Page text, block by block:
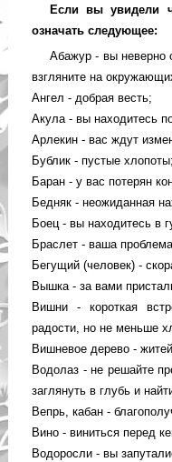
Если вы увидели
означать следующее:
Абажур - вы неверно
взгляните на
Ангел - добрая весть;
Акула - вы находитесь
Арлекин - вас ждут
Бублик - пустые хлопоты;
Баран - у вас потерян
Бедняк - неожиданная
Боец - вы находитесь в
Браслет - ваша
Бегущий (человек) -
Вышка - за вами
Вишни - короткая
радости, но не меньше
Вишневое дерево -
Водолаз - не решайте
заглянуть в глубь и
Вепрь, кабан -
Вино - виниться перед
Водоросли - вы